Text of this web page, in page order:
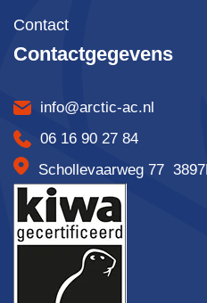
Contact
Contactgegevens
info@arctic-ac.nl
06 16 90 27 84
Schollevaarweg 77